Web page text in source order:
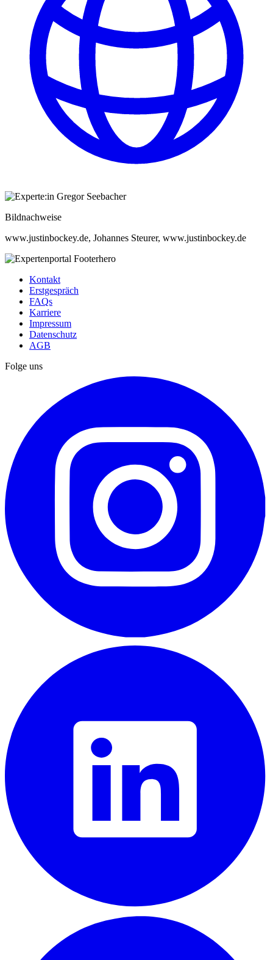
Bildnachweise
www.justinbockey.de, Johannes Steurer, www.justinbockey.de
Kontakt
Erstgespräch
FAQs
Karriere
Impressum
Datenschutz
AGB
Folge uns